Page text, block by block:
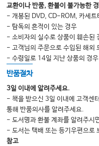
교환이나 반품, 환불이 불가능한
- 개봉된 DVD, CD-ROM, 카세트
- 탐독의 흔적이 있는 경우
- 소비자의 실수로 상품이 훼손된
- 고객님의 주문으로 수입된 해외
- 수령일로 14일 지난 상품의 경우
반품절차
3일 이내에 알려주세요.
- 책을 받으신 3일 이내에 고객
통해 반품의사를 알려주세요.
- 도서명과 환불 계좌를 알려주시
- 도서는 택배 또는 등기우편으로
참고